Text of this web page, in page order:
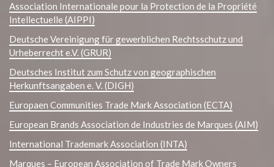
Association Internationale pour la Protection de la Propriété
Intellectuelle (AIPPI)
Deutsche Vereinigung für gewerblichen Rechtsschutz und
Urheberrecht e.V. (GRUR)
Deutsches Institut zum Schutz von geographischen
Herkunftsangaben e. V. (DIGH)
Europaen Communities Trade Mark Association (ECTA)
European Brands Association de Industries de Marques (AIM)
International Trademark Association (INTA)
Marques – European Association of Trade Mark Owners